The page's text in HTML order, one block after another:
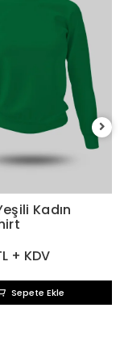
Kadın
+ KDV
Sepete Ekle